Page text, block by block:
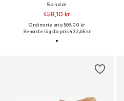
Sandal
458,10 kr
Ordinarie pris: 569,00 kr
Senaste lägsta pris:432,65 kr